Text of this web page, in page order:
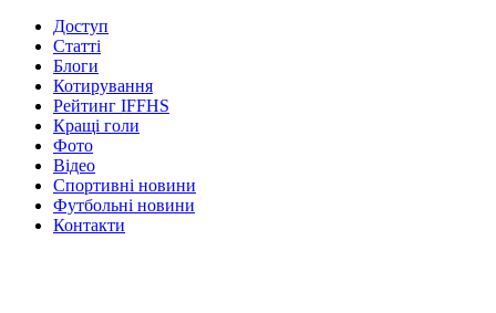
Доступ
Статті
Блоги
Котирування
Рейтинг IFFHS
Кращі голи
Фото
Відео
Спортивні новини
Футбольні новини
Контакти